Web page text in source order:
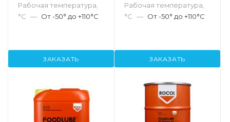
Рабочая температура,
°С — От -50° до +110°С
ЗАКАЗАТЬ
Рабочая температура,
°С — От -50° до +110°С
ЗАКАЗАТЬ